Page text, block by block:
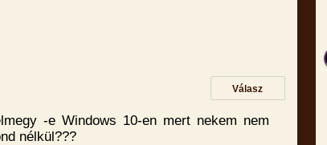
Válasz
-e Windows 10-en mert nekem nem
nélkül???